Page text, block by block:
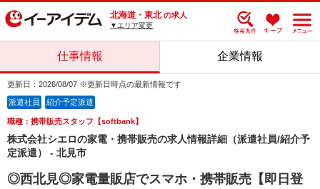
北海道・東北 の求人
▼エリア変更
仕事情報 企業情報
更新日：2026/08/07 ※更新日時点の最新情報です
派遣社員 紹介予定派遣
職種：携帯販売スタッフ【softbank】
株式会社シエロの家電・携帯販売の求人情報詳細（派遣社員/紹介予
定派遣） - 北見市
◎西北見◎家電量販店でスマホ・携帯販売【即日登